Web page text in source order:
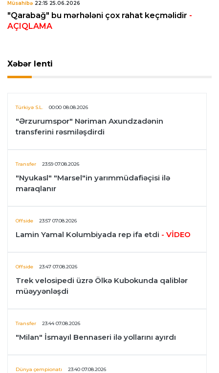
Müsahibə 22:15 25.06.2026
"Qarabağ" bu mərhələni çox rahat keçməlidir -
AÇIQLAMA
Xəbər lenti
Türkiyə S.L. 00:00 08.08.2026
"Ərzurumspor" Nəriman Axundzadənin
transferini rəsmiləşdirdi
Transfer 23:59 07.08.2026
"Nyukasl" "Marsel"in yarımmüdafiəçisi ilə
maraqlanır
Offside 23:57 07.08.2026
Lamin Yamal Kolumbiyada rep ifa etdi - VİDEO
Offside 23:47 07.08.2026
Trek velosipedi üzrə Ölkə Kubokunda qaliblər
müəyyənləşdi
Transfer 23:44 07.08.2026
"Milan" İsmayıl Bennaseri ilə yollarını ayırdı
Dünya çempionatı 23:40 07.08.2026